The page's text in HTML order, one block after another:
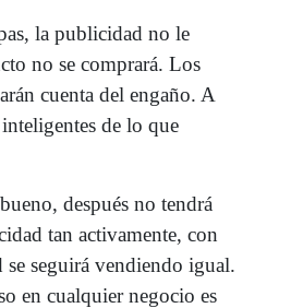
la publicidad no le
no se comprará. Los
cuenta del engaño. A
de lo que
después no tendrá
tan activamente, con
seguirá vendiendo igual.
en cualquier negocio es